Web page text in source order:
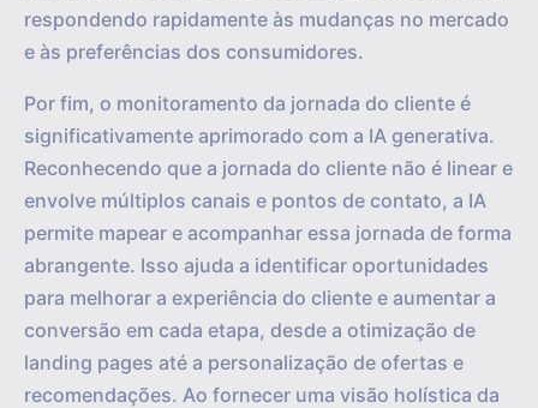
respondendo rapidamente às mudanças no mercado
e às preferências dos consumidores.
Por fim, o monitoramento da jornada do cliente é
significativamente aprimorado com a IA generativa.
Reconhecendo que a jornada do cliente não é linear e
envolve múltiplos canais e pontos de contato, a IA
permite mapear e acompanhar essa jornada de forma
abrangente. Isso ajuda a identificar oportunidades
para melhorar a experiência do cliente e aumentar a
conversão em cada etapa, desde a otimização de
landing pages até a personalização de ofertas e
recomendações. Ao fornecer uma visão holística da